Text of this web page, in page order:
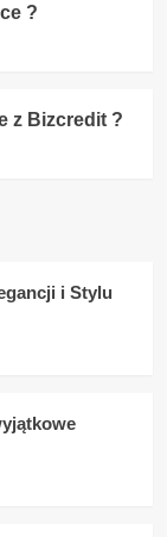
?
z Bizcredit ?
i Stylu